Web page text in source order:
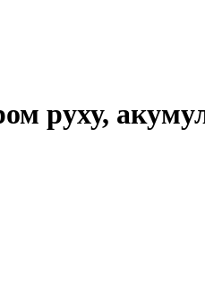
руху,